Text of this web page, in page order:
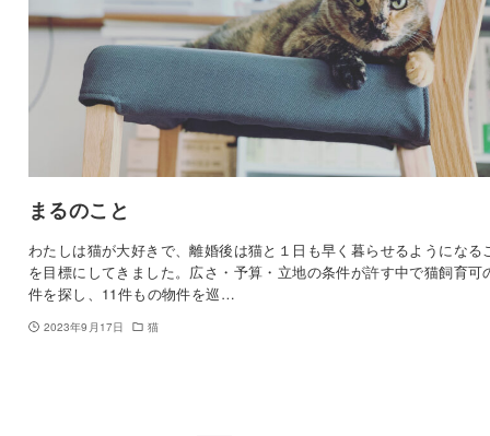
まるのこと
わたしは猫が大好きで、離婚後は猫と１日も早く暮らせるようになる
を目標にしてきました。広さ・予算・立地の条件が許す中で猫飼育可
件を探し、11件もの物件を巡…
2023年9月17日 猫